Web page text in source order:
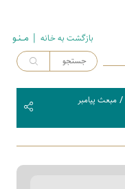
بازگشت به خـانه | مــنـو
/ مبعث پیامبر